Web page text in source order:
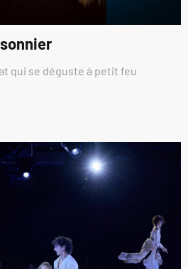
qui se déguste à petit feu